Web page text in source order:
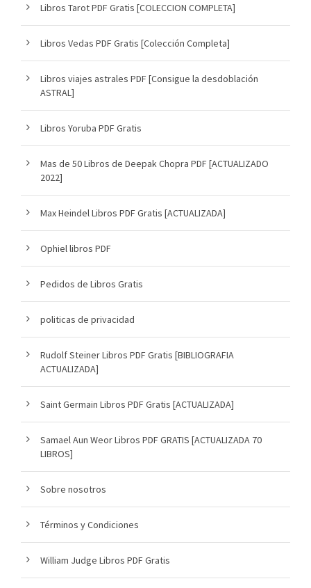
Libros Tarot PDF Gratis [COLECCION COMPLETA]
Libros Vedas PDF Gratis [Colección Completa]
Libros viajes astrales PDF [Consigue la desdoblación
ASTRAL]
Libros Yoruba PDF Gratis
Mas de 50 Libros de Deepak Chopra PDF [ACTUALIZADO
2022]
Max Heindel Libros PDF Gratis [ACTUALIZADA]
Ophiel libros PDF
Pedidos de Libros Gratis
politicas de privacidad
Rudolf Steiner Libros PDF Gratis [BIBLIOGRAFIA
ACTUALIZADA]
Saint Germain Libros PDF Gratis [ACTUALIZADA]
Samael Aun Weor Libros PDF GRATIS [ACTUALIZADA 70
LIBROS]
Sobre nosotros
Términos y Condiciones
William Judge Libros PDF Gratis